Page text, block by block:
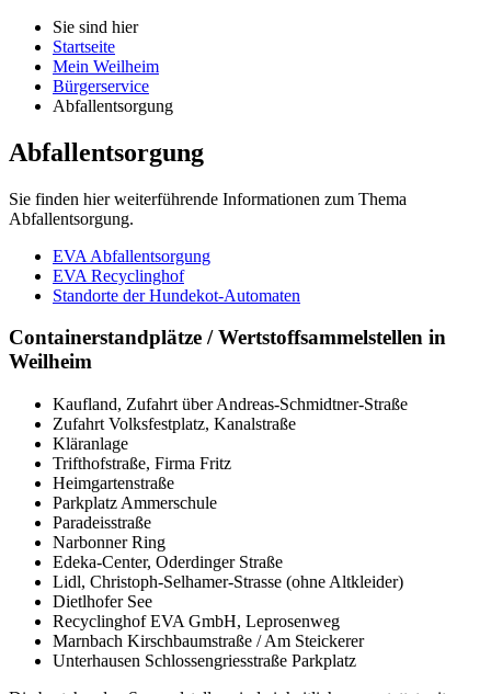
Sie sind hier
Startseite
Mein Weilheim
Bürgerservice
Abfallentsorgung
Abfallentsorgung
Sie finden hier weiterführende Informationen zum Thema
Abfallentsorgung.
EVA Abfallentsorgung
EVA Recyclinghof
Standorte der Hundekot-Automaten
Containerstandplätze / Wertstoffsammelstellen in
Weilheim
Kaufland, Zufahrt über Andreas-Schmidtner-Straße
Zufahrt Volksfestplatz, Kanalstraße
Kläranlage
Trifthofstraße, Firma Fritz
Heimgartenstraße
Parkplatz Ammerschule
Paradeisstraße
Narbonner Ring
Edeka-Center, Oderdinger Straße
Lidl, Christoph-Selhamer-Strasse (ohne Altkleider)
Dietlhofer See
Recyclinghof EVA GmbH, Leprosenweg
Marnbach Kirschbaumstraße / Am Steickerer
Unterhausen Schlossengriesstraße Parkplatz